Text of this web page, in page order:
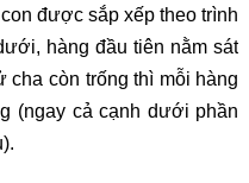
được sắp xếp theo trình
hàng đầu tiên nằm sát
cha còn trống thì mỗi hàng
(ngay cả cạnh dưới phần